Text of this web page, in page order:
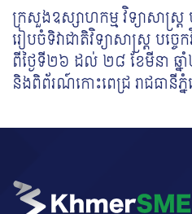
ក្រសួងឧស្សាហកម្ម វិទ្យាសាស្ត្រ
រៀបចំទិវាជាតិវិទ្យាសាស្រ្ត បច្ច
ពីថ្ងៃទី២៦ ដល់ ២៨ ខែមីនា
និង​ពិព័រណ៍​កោះ​ពេជ្រ រាជធានីភ្